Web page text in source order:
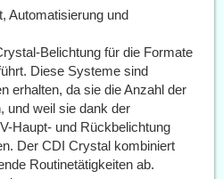
Automatisierung und
Belichtung für die Formate
Diese Systeme sind
erhalten, da sie die Anzahl der
und weil sie dank der
Haupt- und Rückbelichtung
Der CDI Crystal kombiniert
Routinetätigkeiten ab.